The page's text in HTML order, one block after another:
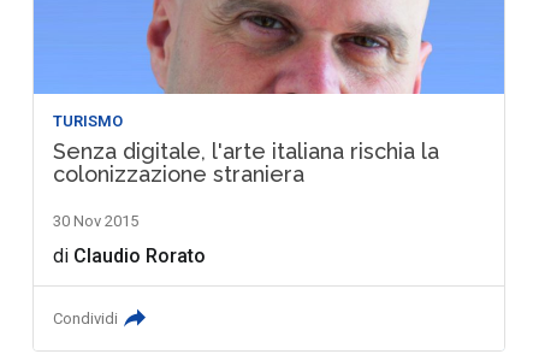
TURISMO
Senza digitale, l'arte italiana rischia la
colonizzazione straniera
30 Nov 2015
di Claudio Rorato
Condividi